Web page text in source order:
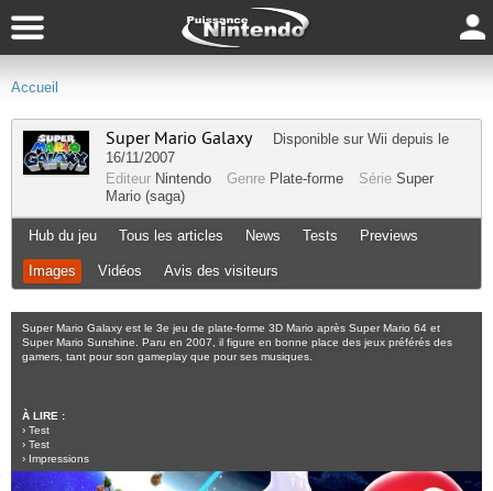
Accueil
Super Mario Galaxy Disponible sur Wii depuis le
16/11/2007
Editeur Nintendo Genre Plate-forme Série Super
Mario (saga)
Hub du jeu Tous les articles News Tests Previews
Images Vidéos Avis des visiteurs
Super Mario Galaxy est le 3e jeu de plate-forme 3D Mario après Super Mario 64 et
Super Mario Sunshine. Paru en 2007, il figure en bonne place des jeux préférés des
gamers, tant pour son gameplay que pour ses musiques.
À LIRE :
› Test
› Test
› Impressions